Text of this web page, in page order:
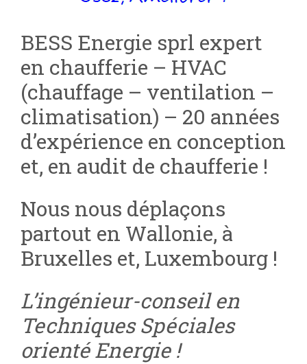
BESS Energie sprl expert
en chaufferie – HVAC
(chauffage – ventilation –
climatisation) – 20 années
d’expérience en conception
et, en audit de chaufferie !
Nous nous déplaçons
partout en Wallonie, à
Bruxelles et, Luxembourg !
L’ingénieur-conseil en
Techniques Spéciales
orienté Energie !